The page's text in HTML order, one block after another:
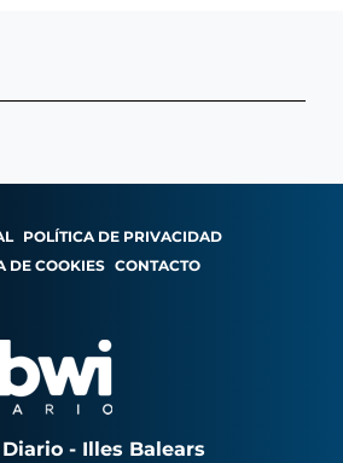
POLÍTICA DE PRIVACIDAD
DE COOKIES CONTACTO
- Illes Balears